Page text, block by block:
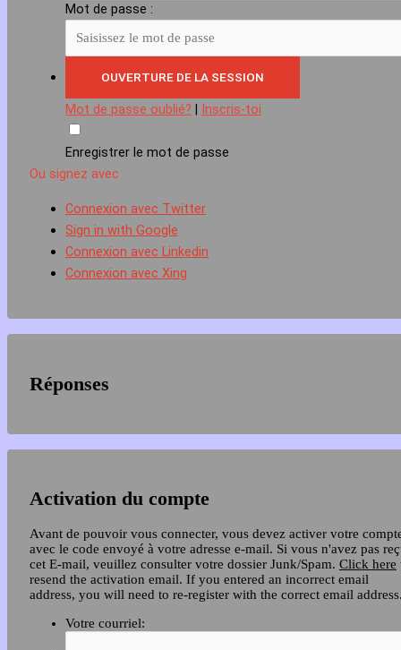
Mot de passe :
Mot de passe oublié? Inscris-toi
Enregistrer le mot de passe
Ou signez avec
Connexion avec Twitter
Sign in with Google
Connexion avec Linkedin
Connexion avec Xing
Réponses
Activation du compte
Avant de pouvoir vous connecter, vous devez activer votre
avec le code envoyé à votre adresse e-mail. Si vous n'avez pas
cet E-mail, veuillez consulter votre dossier Junk/Spam. Click here
resend the activation email. If you entered an incorrect email
address, you will need to re-register with the correct email
Votre courriel: